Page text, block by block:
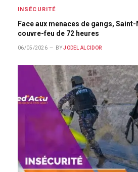
INSÉCURITÉ
Face aux menaces de gangs,
couvre-feu de 72 heures
06/05/2026 BY JODEL ALCIDOR